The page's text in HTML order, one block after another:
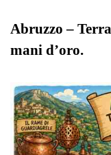
Abruzzo –
mani d’oro.